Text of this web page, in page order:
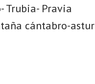
Trubia- Pravia
cántabro-astur